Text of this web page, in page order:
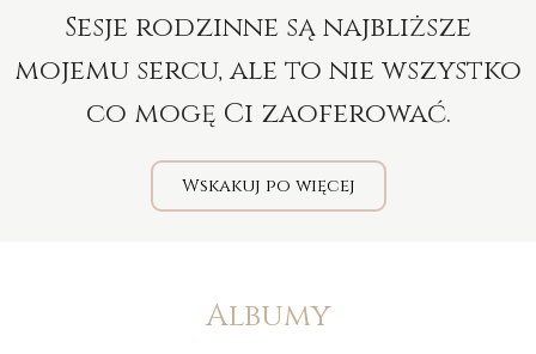
Sesje rodzinne są najbliższe
mojemu sercu, ale to nie wszystko
co mogę Ci zaoferować.
Wskakuj po więcej
Albumy